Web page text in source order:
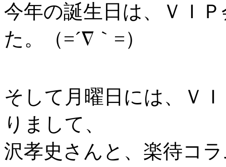
今年の誕生日は、ＶＩ
た。（=´∇｀=）
そして月曜日には、Ｖ
りまして、
沢孝史さんと、楽待コ